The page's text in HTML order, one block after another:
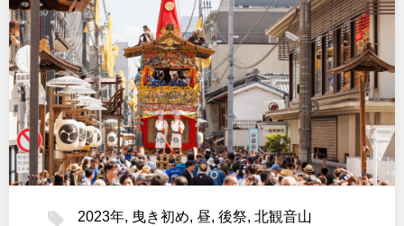
2023年, 曳き初め, 昼, 後祭, 北観音山